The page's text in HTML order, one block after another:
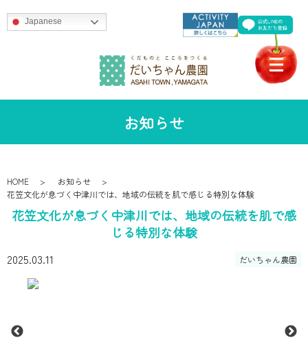
Japanese
お知らせ
HOME
お知らせ
花笠文化が息づく中津川では、地域の伝統を肌で感じる特別な体験
花笠文化が息づく中津川では、地域の伝統を肌で感
じる特別な体験
2025.03.11 だいちゃん農園